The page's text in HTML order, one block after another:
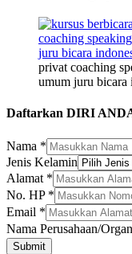
privat coaching
umum juru bicara
Daftarkan DIRI
Nama *
Jenis Kelamin
Alamat *
No.
Jenis
Nama
No. HP *
Email *
Nama Perusahaan/
Submit